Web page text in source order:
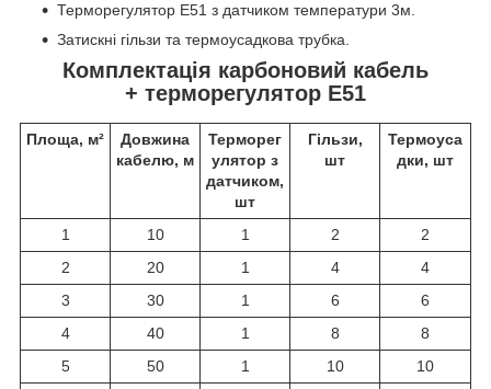
Терморегулятор E51 з датчиком температури 3м.
Затискні гільзи та термоусадкова трубка.
Комплектація карбоновий кабель
+ терморегулятор Е51
Площа, м²
Довжина
кабелю, м
Терморег
улятор з
датчиком,
шт
Гільзи,
шт
Термоуса
дки, шт
1 10 1 2
2
2
20 1 4
4
3
30 1 6
6
4
40 1 8
8
5
50 1 10
10